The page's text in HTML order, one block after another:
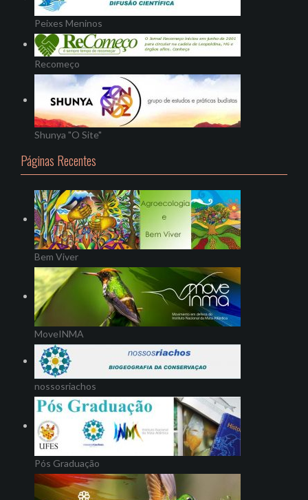
Peixes Meninos
Recomeço
Shunya "O Site"
Páginas Recentes
Bem Viver
MoveINMA
nossosriachos
Pós Graduação